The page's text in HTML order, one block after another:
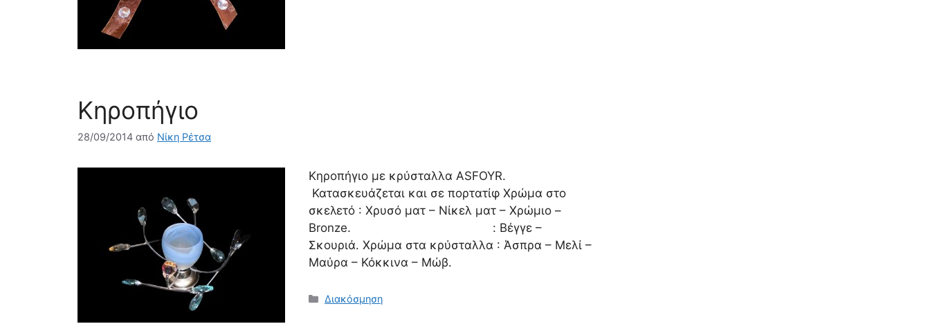
Κηροπήγιο
28/09/2014 από Νίκη Ρέτσα
Κηροπήγιο με κρύσταλλα ASFOYR.
Κατασκευάζεται και σε πορτατίφ Χρώμα στο
σκελετό : Χρυσό ματ – Νίκελ ματ – Χρώμιο –
Bronze. : Βέγγε –
Σκουριά. Χρώμα στα κρύσταλλα : Άσπρα – Μελί –
Μαύρα – Κόκκινα – Μώβ.
Κατηγορίες
Διακόσμηση